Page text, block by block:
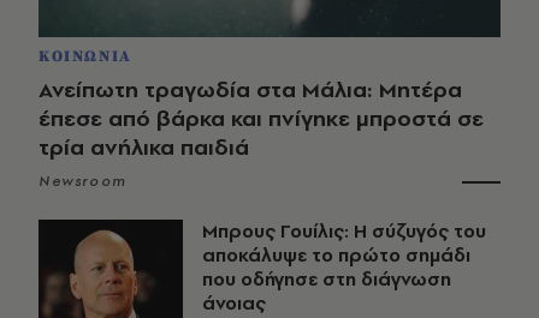
ΚΟΙΝΩΝΙΑ
Ανείπωτη τραγωδία στα Μάλια: Μητέρα
έπεσε από βάρκα και πνίγηκε μπροστά σε
τρία ανήλικα παιδιά
Newsroom
Μπρους Γουίλις: Η σύζυγός του
αποκάλυψε το πρώτο σημάδι
που οδήγησε στη διάγνωση
άνοιας